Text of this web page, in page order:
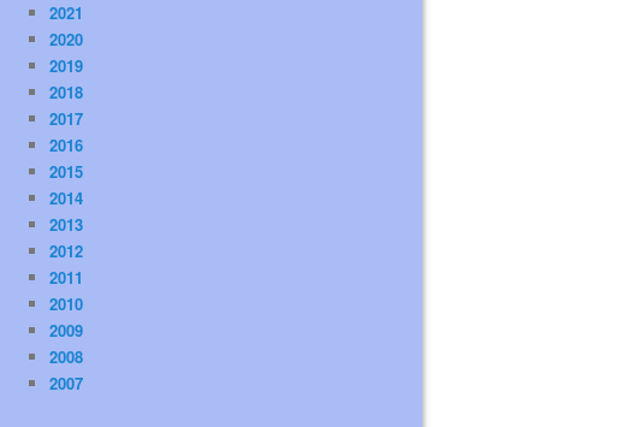
2021
2020
2019
2018
2017
2016
2015
2014
2013
2012
2011
2010
2009
2008
2007